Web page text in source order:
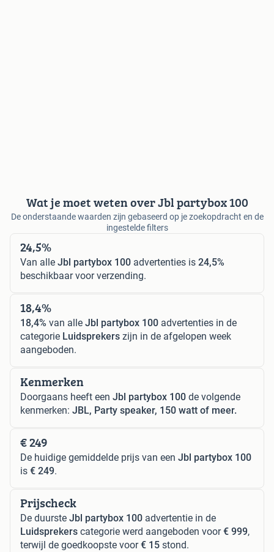
Wat je moet weten over Jbl partybox 100
De onderstaande waarden zijn gebaseerd op je zoekopdracht en de
ingestelde filters
24,5%
Van alle Jbl partybox 100 advertenties is 24,5%
beschikbaar voor verzending.
18,4%
18,4% van alle Jbl partybox 100 advertenties in de
categorie Luidsprekers zijn in de afgelopen week
aangeboden.
Kenmerken
Doorgaans heeft een Jbl partybox 100 de volgende
kenmerken: JBL, Party speaker, 150 watt of meer.
€ 249
De huidige gemiddelde prijs van een Jbl partybox 100
is € 249.
Prijscheck
De duurste Jbl partybox 100 advertentie in de
Luidsprekers categorie werd aangeboden voor€ 999,
terwijl de goedkoopste voor€ 15 stond.